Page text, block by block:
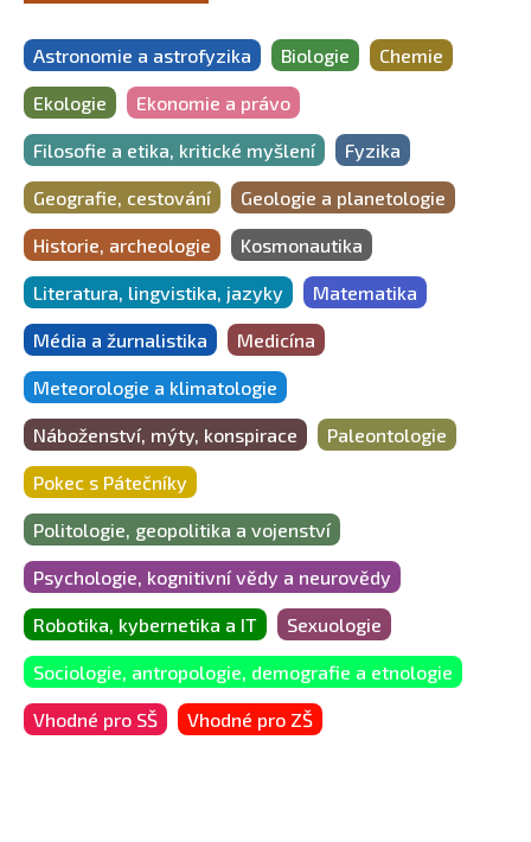
Astronomie a astrofyzika Biologie Chemie
Ekologie Ekonomie a právo
Filosofie a etika, kritické myšlení Fyzika
Geografie, cestování Geologie a planetologie
Historie, archeologie Kosmonautika
Literatura, lingvistika, jazyky Matematika
Média a žurnalistika Medicína
Meteorologie a klimatologie
Náboženství, mýty, konspirace Paleontologie
Pokec s Pátečníky
Politologie, geopolitika a vojenství
Psychologie, kognitivní vědy a neurovědy
Robotika, kybernetika a IT Sexuologie
Sociologie, antropologie, demografie a etnologie
Vhodné pro SŠ Vhodné pro ZŠ